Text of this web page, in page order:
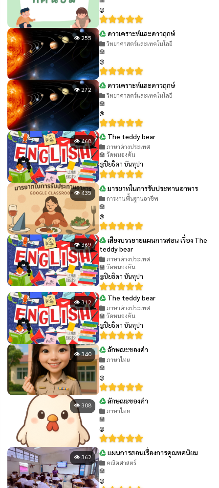
@
👁 255 ดาวเคราะห์และดาวฤกษ์
วิทยาศาสตร์และเทคโนโลยี
🏫
@
👁 272 ดาวเคราะห์และดาวฤกษ์
วิทยาศาสตร์และเทคโนโลยี
🏫
@
👁 468 The teddy bear
ภาษาต่างประเทศ
🏫 วัดหนองคัน
@ปิยธิดา บันทุปา
👁 435 มารยาทในการรับประทานอาหาร
การงานพื้นฐานอาชีพ
🏫
@
👁 369
เสียงบรรยายแผนการสอน เรื่อง The
teddy bear
ภาษาต่างประเทศ
🏫 วัดหนองคัน
@ปิยธิดา บันทุปา
👁 312 The teddy bear
ภาษาต่างประเทศ
🏫 วัดหนองคัน
@ปิยธิดา บันทุปา
👁 340 ลักษณะของคำ
ภาษาไทย
🏫
@
👁 308 ลักษณะของคำ
ภาษาไทย
🏫
@
👁 362 แผนการสอนเรื่องการคูณทศนิยม
คณิตศาสตร์
🏫
@